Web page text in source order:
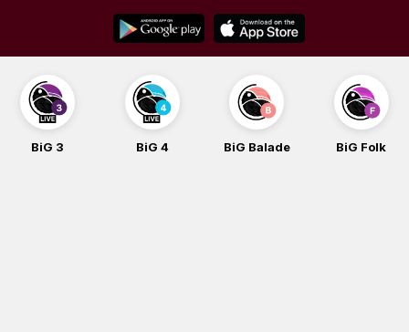
content
BiG 3 BiG 4 BiG Balade BiG Folk